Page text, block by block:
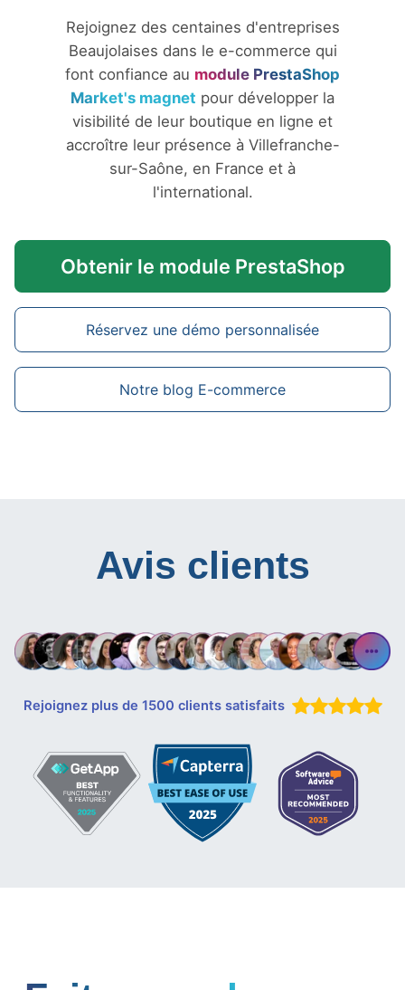
Rejoignez des centaines d'entreprises
Beaujolaises dans le e-commerce qui
font confiance au module PrestaShop
Market's magnet pour développer la
visibilité de leur boutique en ligne et
accroître leur présence à Villefranche-
sur-Saône, en France et à
l'international.
Obtenir le module PrestaShop
Réservez une démo personnalisée
Notre blog E-commerce
Avis clients
Rejoignez plus de 1500 clients satisfaits